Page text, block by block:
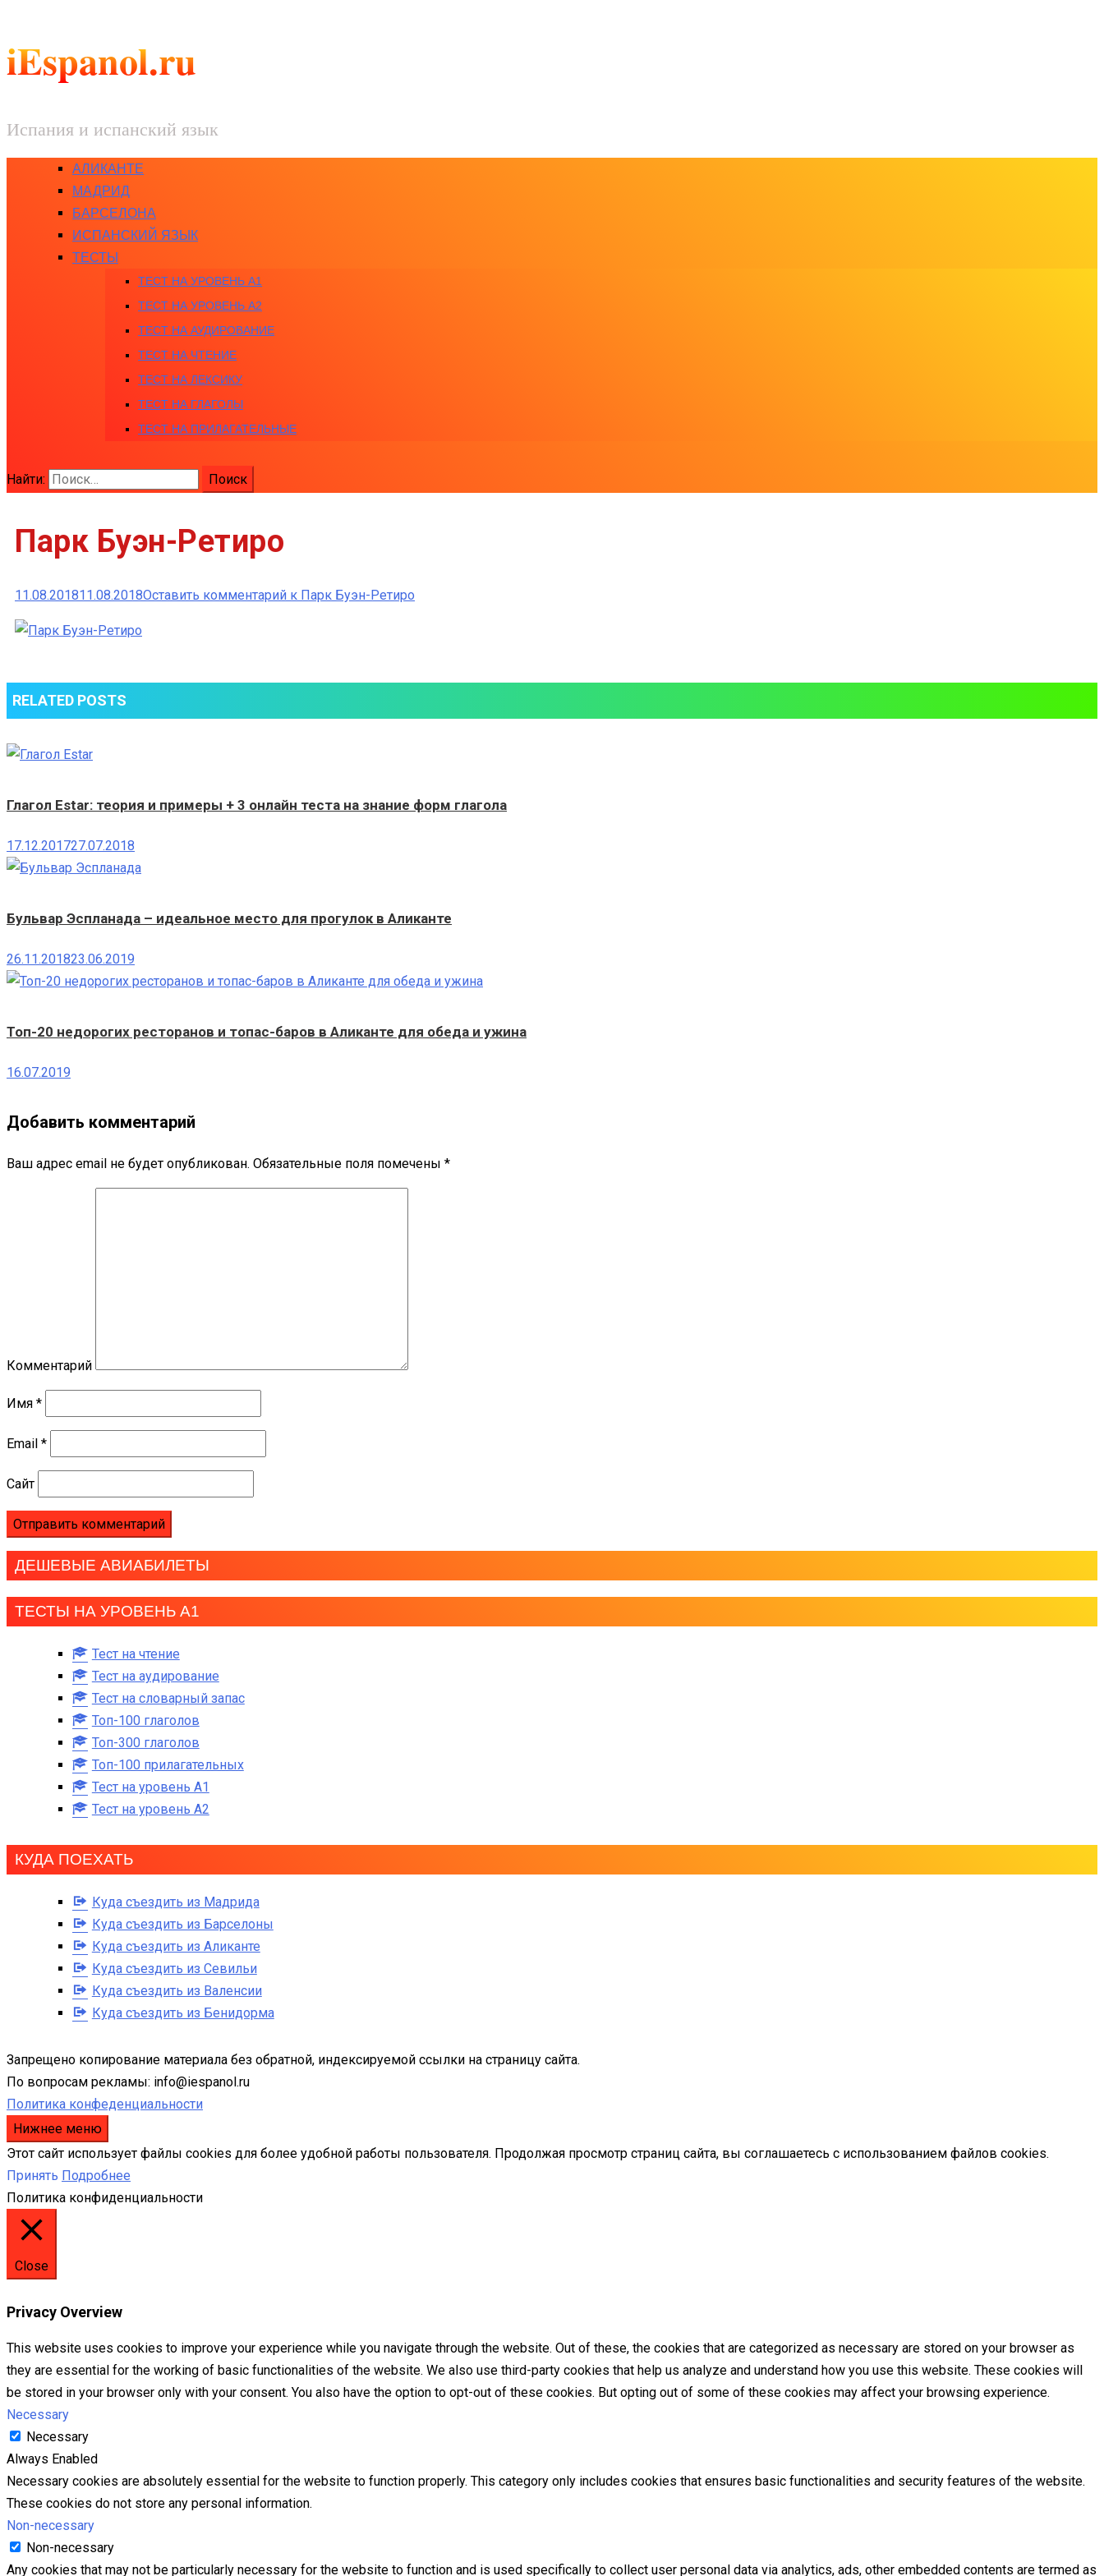
iEspanol.ru
Испания и испанский язык
АЛИКАНТЕ
МАДРИД
БАРСЕЛОНА
ИСПАНСКИЙ ЯЗЫК
ТЕСТЫ
ТЕСТ НА УРОВЕНЬ A1
ТЕСТ НА УРОВЕНЬ A2
ТЕСТ НА АУДИРОВАНИЕ
ТЕСТ НА ЧТЕНИЕ
ТЕСТ НА ЛЕКСИКУ
ТЕСТ НА ГЛАГОЛЫ
ТЕСТ НА ПРИЛАГАТЕЛЬНЫЕ
Найти:
Парк Буэн-Ретиро
11.08.201811.08.2018Оставить комментарий к Парк Буэн-Ретиро
RELATED POSTS
Глагол Estar: теория и примеры + 3 онлайн теста на знание форм глагола
17.12.201727.07.2018
Бульвар Эспланада – идеальное место для прогулок в Аликанте
26.11.201823.06.2019
Топ-20 недорогих ресторанов и топас-баров в Аликанте для обеда и ужина
16.07.2019
Добавить комментарий
Ваш адрес email не будет опубликован. Обязательные поля помечены *
Комментарий
Имя *
Email *
Сайт
ДЕШЕВЫЕ АВИАБИЛЕТЫ
ТЕСТЫ НА УРОВЕНЬ А1
Тест на чтение
Тест на аудирование
Тест на словарный запас
Топ-100 глаголов
Топ-300 глаголов
Топ-100 прилагательных
Тест на уровень A1
Тест на уровень A2
КУДА ПОЕХАТЬ
Куда съездить из Мадрида
Куда съездить из Барселоны
Куда съездить из Аликанте
Куда съездить из Севильи
Куда съездить из Валенсии
Куда съездить из Бенидорма
Запрещено копирование материала без обратной, индексируемой ссылки на страницу сайта.
По вопросам рекламы: info@iespanol.ru
Политика конфеденциальности
Нижнее меню
Этот сайт использует файлы cookies для более удобной работы пользователя. Продолжая просмотр страниц сайта, вы соглашаетесь с использованием файлов cookies.
Принять Подробнее
Политика конфиденциальности
Close
Privacy Overview
This website uses cookies to improve your experience while you navigate through the website. Out of these, the cookies that are categorized as necessary are stored on your browser as
they are essential for the working of basic functionalities of the website. We also use third-party cookies that help us analyze and understand how you use this website. These cookies will
be stored in your browser only with your consent. You also have the option to opt-out of these cookies. But opting out of some of these cookies may affect your browsing experience.
Necessary
Necessary
Always Enabled
Necessary cookies are absolutely essential for the website to function properly. This category only includes cookies that ensures basic functionalities and security features of the website.
These cookies do not store any personal information.
Non-necessary
Non-necessary
Any cookies that may not be particularly necessary for the website to function and is used specifically to collect user personal data via analytics, ads, other embedded contents are termed as